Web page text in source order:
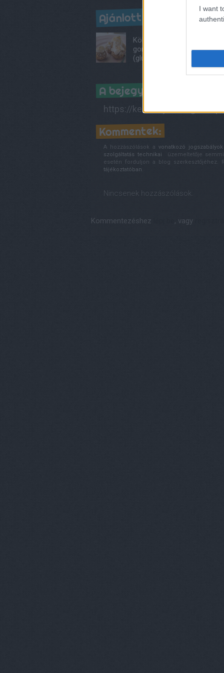
I want
Ajánlott bejegyzések:
Kölestúró-
gombóc
(gluténmentes)
A bejegyzés trackback
https://kertkonyha.blog.hu/
Kommentek:
A hozzászólások a vonatkozó jogszabályok
szolgáltatás technikai üzemeltetője
esetén forduljon a blog szerkesztőjéhez.
tájékoztatóban
Nincsenek hozzászólások.
Kommentezéshez , vagy